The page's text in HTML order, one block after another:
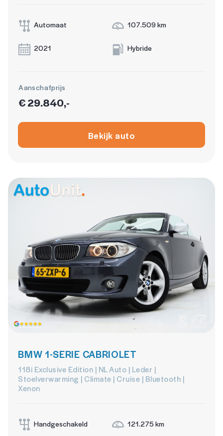
Automaat 107.509 km
2021 Hybride
Aanschafprijs
€ 29.840,-
Bekijk auto
BMW 1-SERIE CABRIOLET
118i Exclusive Edition | NL Auto | Leder |
Stoelverwarming | Climate | Cruise | Bluetooth |
Xenon
Handgeschakeld 121.275 km